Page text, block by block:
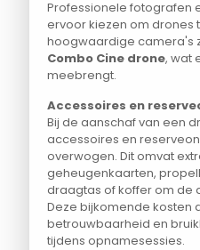
Professionele fotografen
ervoor kiezen om drones
hoogwaardige camera's
Combo Cine drone, wat
meebrengt.
Accessoires en
Bij de aanschaf van een
accessoires en
overwogen. Dit omvat
geheugenkaarten,
draagtas of koffer om de
Deze bijkomende kosten
betrouwbaarheid en
tijdens opnamesessies.